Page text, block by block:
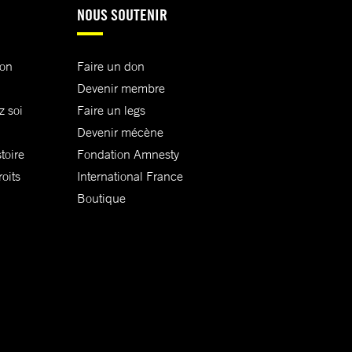
soi
NOUS SOUTENIR
Faire un don
Devenir membre
Faire un legs
Devenir mécène
Fondation Amnesty
International France
Boutique